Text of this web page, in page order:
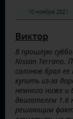
10 ноября 2021
Виктор
В прошлую
Nissan Terrano.
салонов брал
купить из-за
немного ниже и
двигателем
решающим